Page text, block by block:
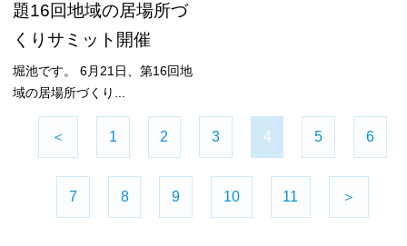
題16回地域の居場所づ
くりサミット開催
堀池です。 6月21日、第16回地
域の居場所づくり...
＜ 1 2 3 4 5 6
7 8 9 10 11 ＞